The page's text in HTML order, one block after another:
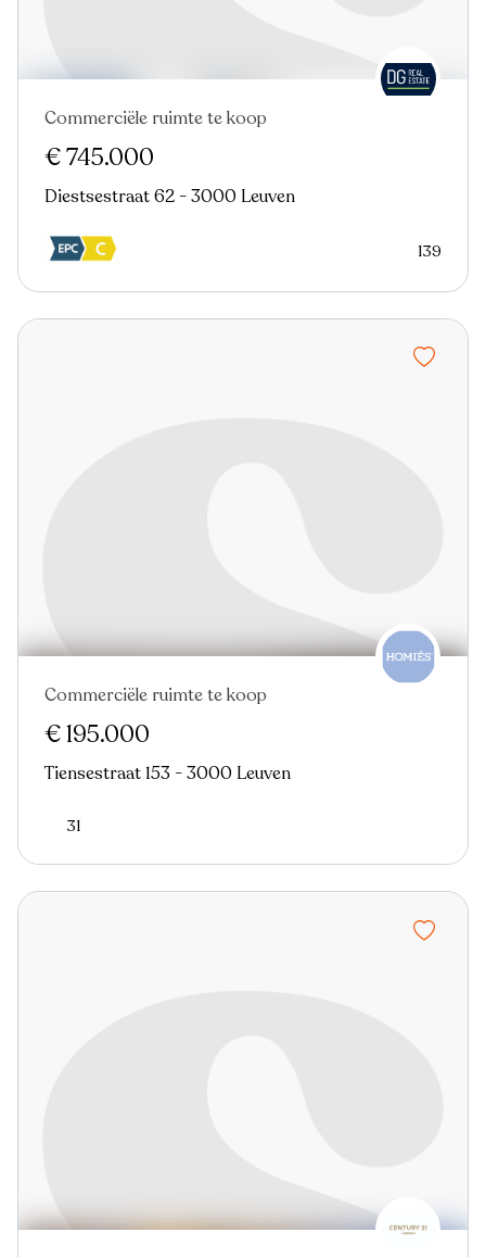
Commerciële ruimte te koop
€ 745.000
Diestsestraat 62 - 3000 Leuven
139
Commerciële ruimte te koop
€ 195.000
Tiensestraat 153 - 3000 Leuven
31